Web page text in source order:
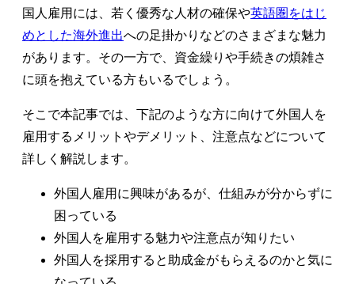
国人雇用には、若く優秀な人材の確保や英語圏をはじ
めとした海外進出への足掛かりなどのさまざまな魅力
があります。その一方で、資金繰りや手続きの煩雑さ
に頭を抱えている方もいるでしょう。
そこで本記事では、下記のような方に向けて外国人を
雇用するメリットやデメリット、注意点などについて
詳しく解説します。
外国人雇用に興味があるが、仕組みが分からずに
困っている
外国人を雇用する魅力や注意点が知りたい
外国人を採用すると助成金がもらえるのかと気に